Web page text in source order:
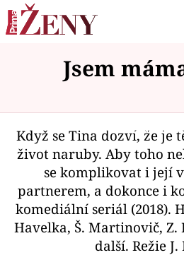
Polabí Inspekce
Témata
Celebrity
Jsem
Failed to
Když se Tina dozví, že je
život naruby. Aby toho
se komplikovat i její
partnerem, a dokonce i
komediální seriál (2018).
Havelka, Š. Martinovič, Z.
další. Režie